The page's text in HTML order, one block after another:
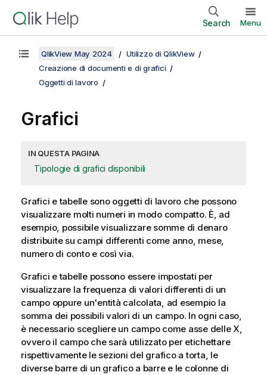
Search Menu
QlikView May 2024
Utilizzo di QlikView
Creazione di documenti e di grafici
Oggetti di lavoro
Grafici
IN QUESTA PAGINA
Tipologie di grafici disponibili
Grafici e tabelle sono oggetti di lavoro che possono
visualizzare molti numeri in modo compatto. È, ad
esempio, possibile visualizzare somme di denaro
distribuite su campi differenti come anno, mese,
numero di conto e così via.
Grafici e tabelle possono essere impostati per
visualizzare la frequenza di valori differenti di un
campo oppure un'entità calcolata, ad esempio la
somma dei possibili valori di un campo. In ogni caso,
è necessario scegliere un campo come asse delle X,
ovvero il campo che sarà utilizzato per etichettare
rispettivamente le sezioni del grafico a torta, le
diverse barre di un grafico a barre e le colonne di